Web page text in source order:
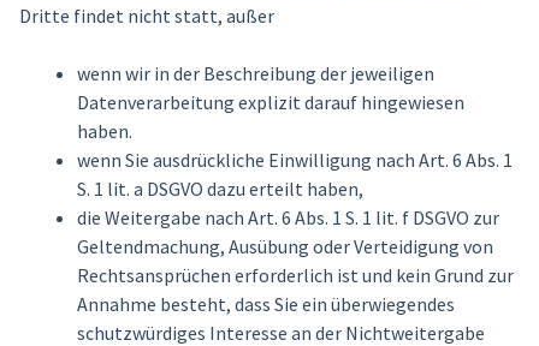
Dritte findet nicht statt, außer
wenn wir in der Beschreibung der jeweiligen
Datenverarbeitung explizit darauf hingewiesen
haben.
wenn Sie ausdrückliche Einwilligung nach Art. 6 Abs. 1
S. 1 lit. a DSGVO dazu erteilt haben,
die Weitergabe nach Art. 6 Abs. 1 S. 1 lit. f DSGVO zur
Geltendmachung, Ausübung oder Verteidigung von
Rechtsansprüchen erforderlich ist und kein Grund zur
Annahme besteht, dass Sie ein überwiegendes
schutzwürdiges Interesse an der Nichtweitergabe